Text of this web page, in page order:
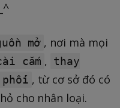
mở , nơi mà mọi
cắm , thay
phối , từ cơ sở đó có
cho nhân loại.